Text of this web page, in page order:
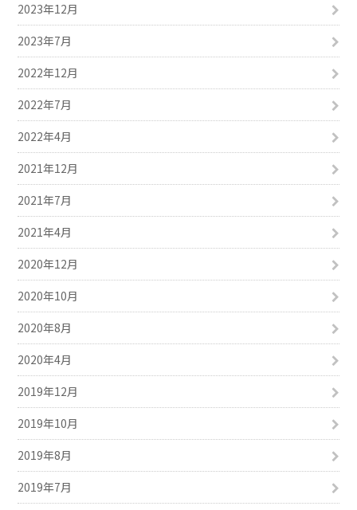
2023年12月
2023年7月
2022年12月
2022年7月
2022年4月
2021年12月
2021年7月
2021年4月
2020年12月
2020年10月
2020年8月
2020年4月
2019年12月
2019年10月
2019年8月
2019年7月